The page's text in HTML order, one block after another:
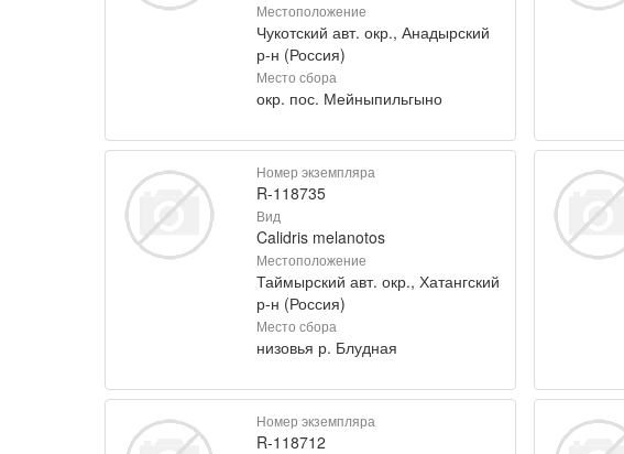
Местоположение
Чукотский авт. окр., Анадырский
р-н (Россия)
Место сбора
окр. пос. Мейныпильгыно
Номер экземпляра
R-118735
Вид
Calidris melanotos
Местоположение
Таймырский авт. окр., Хатангский
р-н (Россия)
Место сбора
низовья р. Блудная
Номер экземпляра
R-118712